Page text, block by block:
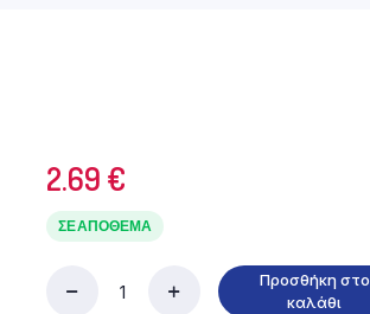
2.69 €
ΣΕ ΑΠΌΘΕΜΑ
Ομοσπονδία
Προσθήκη στο
καλάθι